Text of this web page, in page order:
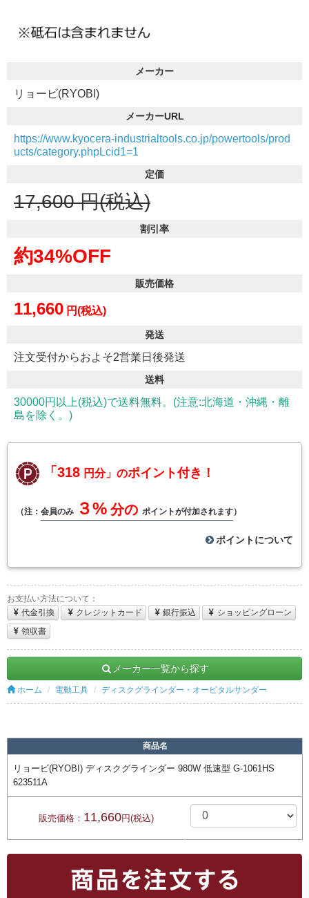
メーカー
リョービ(RYOBI)
メーカーURL
https://www.kyocera-industrialtools.co.jp/powertools/prod
ucts/category.phpLcid1=1
定価
17,600 円(税込)
割引率
約34%OFF
販売価格
11,660 円(税込)
発送
注文受付からおよそ2営業日後発送
送料
30000円以上(税込)で送料無料。(注意:北海道・沖縄・離
島を除く。)
「318 円分」のポイント付き！
（注： 会員のみ ３% 分の ポイントが付加されます）
ポイントについて
お支払い方法について：
代金引換
クレジットカード 銀行振込
ショッピングローン
領収書
メーカー一覧から探す
ホーム 電動工具 ディスクグラインダー・オービタルサンダー
商品名
リョービ(RYOBI) ディスクグラインダー 980W 低速型 G-1061HS
623511A
販売価格： 11,660円(税込)